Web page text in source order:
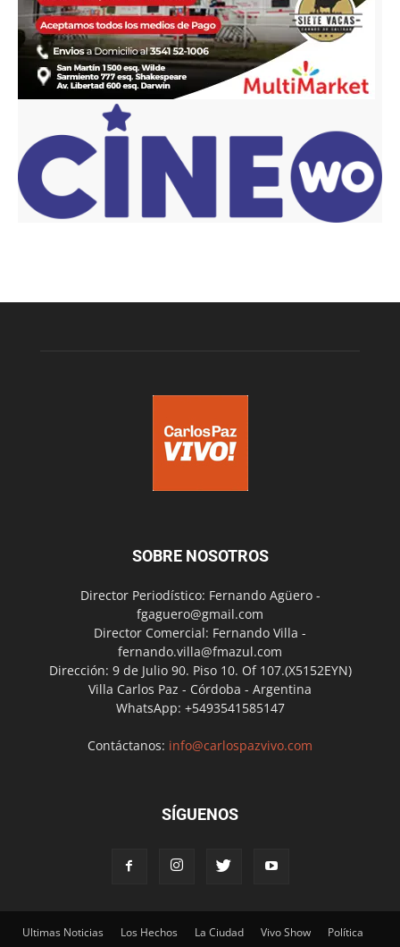
SOBRE NOSOTROS
Director Periodístico: Fernando Agüero -
fgaguero@gmail.com
Director Comercial: Fernando Villa -
fernando.villa@fmazul.com
Dirección: 9 de Julio 90. Piso 10. Of 107.(X5152EYN)
Villa Carlos Paz - Córdoba - Argentina
WhatsApp: +5493541585147
Contáctanos: info@carlospazvivo.com
SÍGUENOS
Ultimas Noticias Los Hechos La Ciudad Vivo Show
Política